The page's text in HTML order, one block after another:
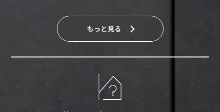
もっと見る